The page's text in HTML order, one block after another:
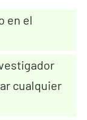
en el
cualquier